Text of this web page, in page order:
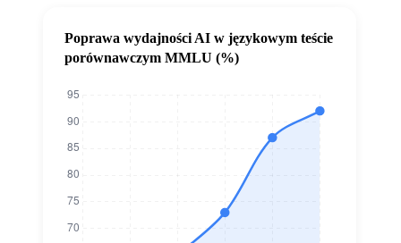
Poprawa wydajności AI w językowym teście
porównawczym MMLU (%)